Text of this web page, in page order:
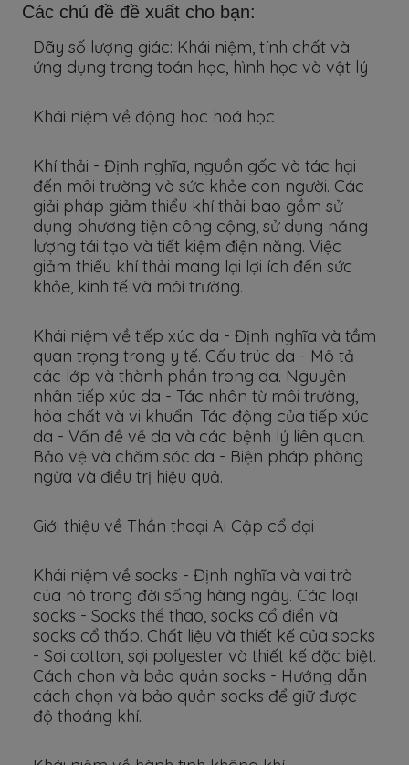
Các chủ đề đề xuất cho bạn:
Dãy số lượng giác: Khái niệm, tính chất và
ứng dụng trong toán học, hình học và vật lý
Khái niệm về động học hoá học
Khí thải - Định nghĩa, nguồn gốc và tác hại
đến môi trường và sức khỏe con người. Các
giải pháp giảm thiểu khí thải bao gồm sử
dụng phương tiện công cộng, sử dụng năng
lượng tái tạo và tiết kiệm điện năng. Việc
giảm thiểu khí thải mang lại lợi ích đến sức
khỏe, kinh tế và môi trường.
Khái niệm về tiếp xúc da - Định nghĩa và tầm
quan trọng trong y tế. Cấu trúc da - Mô tả
các lớp và thành phần trong da. Nguyên
nhân tiếp xúc da - Tác nhân từ môi trường,
hóa chất và vi khuẩn. Tác động của tiếp xúc
da - Vấn đề về da và các bệnh lý liên quan.
Bảo vệ và chăm sóc da - Biện pháp phòng
ngừa và điều trị hiệu quả.
Giới thiệu về Thần thoại Ai Cập cổ đại
Khái niệm về socks - Định nghĩa và vai trò
của nó trong đời sống hàng ngày. Các loại
socks - Socks thể thao, socks cổ điển và
socks cổ thấp. Chất liệu và thiết kế của socks
- Sợi cotton, sợi polyester và thiết kế đặc biệt.
Cách chọn và bảo quản socks - Hướng dẫn
cách chọn và bảo quản socks để giữ được
độ thoáng khí.